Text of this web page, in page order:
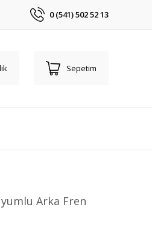
0 (541) 502 52 13
Sepetim
Arka Fren